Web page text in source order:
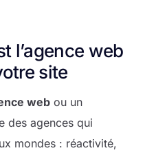
l’agence web
site
web ou un
des agences qui
mondes : réactivité,